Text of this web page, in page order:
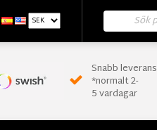
Snabb leverans
*normalt 2-
5 vardagar